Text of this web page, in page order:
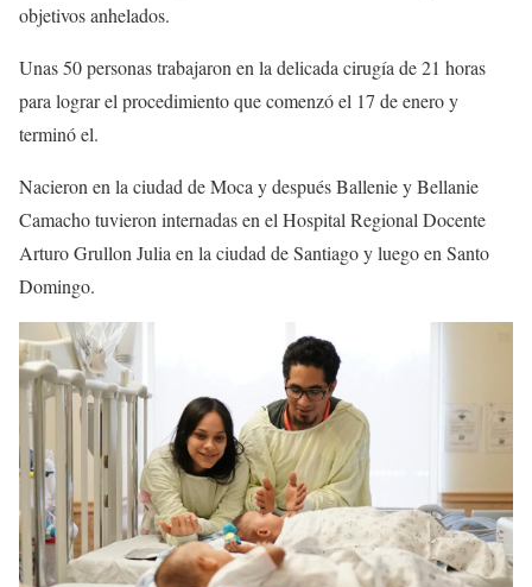
objetivos anhelados.
Unas 50 personas trabajaron en la delicada cirugía de 21 horas
para lograr el procedimiento que comenzó el 17 de enero y
terminó el.
Nacieron en la ciudad de Moca y después Ballenie y Bellanie
Camacho tuvieron internadas en el Hospital Regional Docente
Arturo Grullon Julia en la ciudad de Santiago y luego en Santo
Domingo.